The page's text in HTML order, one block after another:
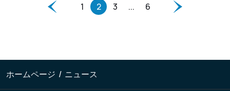
1 2 3 ... 6
ホームページ / ニュース